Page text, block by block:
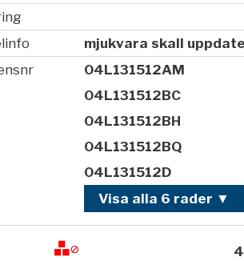
mjukvara skall
04L131512AM
04L131512BC
04L131512BH
04L131512BQ
04L131512D
Visa alla 6 rader ▼